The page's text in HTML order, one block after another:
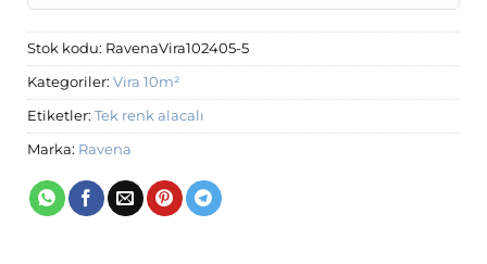
Stok kodu: RavenaVira102405-5
Kategoriler: Vira 10m²
Etiketler: Tek renk alacalı
Marka: Ravena